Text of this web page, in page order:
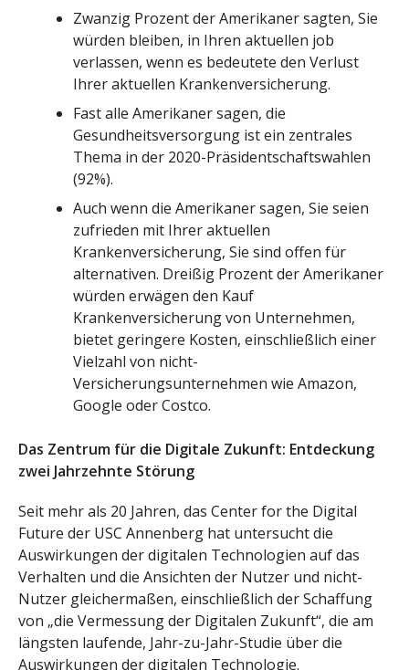
Zwanzig Prozent der Amerikaner sagten, Sie
würden bleiben, in Ihren aktuellen job
verlassen, wenn es bedeutete den Verlust
Ihrer aktuellen Krankenversicherung.
Fast alle Amerikaner sagen, die
Gesundheitsversorgung ist ein zentrales
Thema in der 2020-Präsidentschaftswahlen
(92%).
Auch wenn die Amerikaner sagen, Sie seien
zufrieden mit Ihrer aktuellen
Krankenversicherung, Sie sind offen für
alternativen. Dreißig Prozent der Amerikaner
würden erwägen den Kauf
Krankenversicherung von Unternehmen,
bietet geringere Kosten, einschließlich einer
Vielzahl von nicht-
Versicherungsunternehmen wie Amazon,
Google oder Costco.
Das Zentrum für die Digitale Zukunft: Entdeckung
zwei Jahrzehnte Störung
Seit mehr als 20 Jahren, das Center for the Digital
Future der USC Annenberg hat untersucht die
Auswirkungen der digitalen Technologien auf das
Verhalten und die Ansichten der Nutzer und nicht-
Nutzer gleichermaßen, einschließlich der Schaffung
von „die Vermessung der Digitalen Zukunft“, die am
längsten laufende, Jahr-zu-Jahr-Studie über die
Auswirkungen der digitalen Technologie.